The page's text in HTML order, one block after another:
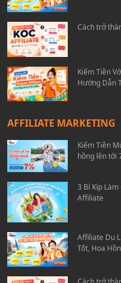
Cách trở
Kiếm Tiền
Hướng Dẫn
AFFILIATE MARKETING
Kiếm Tiền
hồng lên tới
3 Bí Kíp
Affiliate
Affiliate Du
Tốt, Hoa